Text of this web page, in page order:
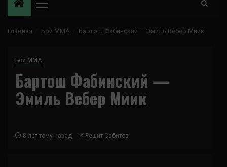
Основное
Главная Бои ММА Бартош Фабинский — Эмиль Вебер Миик
Бои ММА
Бартош Фабинский —
Эмиль Вебер Миик
8 лет тому назад Решит Сабитов